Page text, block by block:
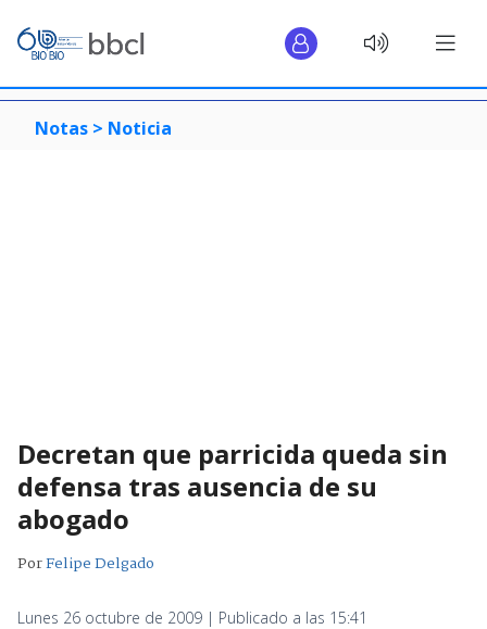
Notas > Noticia
Decretan que parricida queda sin
defensa tras ausencia de su
abogado
PorFelipe Delgado
Lunes 26 octubre de 2009 | Publicado a las 15:41